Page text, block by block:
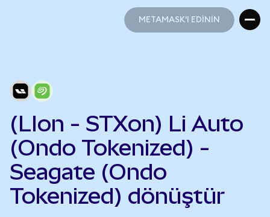
METAMASK'I EDİNİN
(LIon - STXon) Li Auto
(Ondo Tokenized) -
Seagate (Ondo
Tokenized) dönüştür